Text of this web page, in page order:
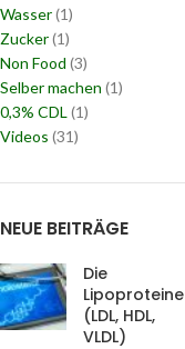
Wasser(1)
Zucker(1)
Non Food (3)
Selber machen (1)
0,3% CDL (1)
Videos (31)
NEUE BEITRÄGE
Die
Lipoproteine
(LDL, HDL,
VLDL)